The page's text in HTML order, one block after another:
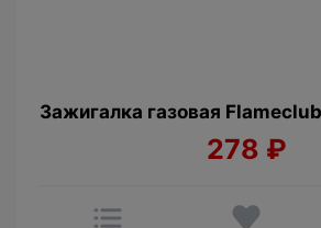
Зажигалка газовая
278 ₽